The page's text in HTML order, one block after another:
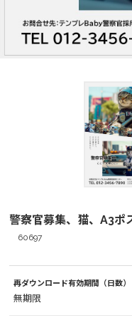
警察官募集、猫、A3
60697
再ダウンロード有効期間（日数）
無期限